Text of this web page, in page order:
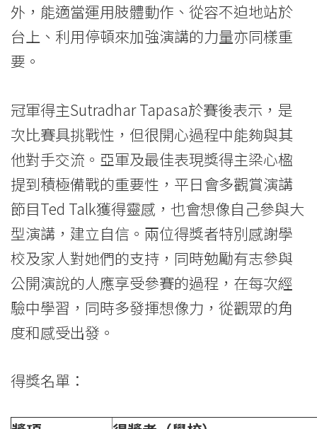
香
港
浸
會
大
學
外，能適當運用肢體動作、從容不迫地站於
台上、利用停頓來加強演講的力量亦同樣重
要。
冠軍得主Sutradhar Tapasa於賽後表示，是
次比賽具挑戰性，但很開心過程中能夠與其
他對手交流。亞軍及最佳表現獎得主梁心楹
提到積極備戰的重要性，平日會多觀賞演講
節目Ted Talk獲得靈感，也會想像自己參與大
型演講，建立自信。兩位得獎者特別感謝學
校及家人對她們的支持，同時勉勵有志參與
公開演說的人應享受參賽的過程，在每次經
驗中學習，同時多發揮想像力，從觀眾的角
度和感受出發。
得獎名單：